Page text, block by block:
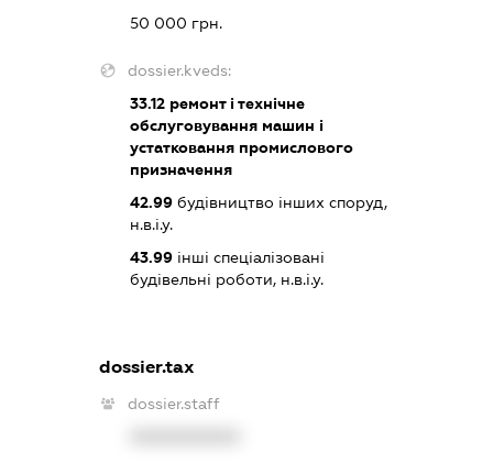
50 000 грн.
dossier.kveds:
33.12ремонт і технічне
обслуговування машин і
устатковання промислового
призначення
42.99будівництво інших споруд,
н.в.і.у.
43.99інші спеціалізовані
будівельні роботи, н.в.і.у.
dossier.tax
dossier.staff